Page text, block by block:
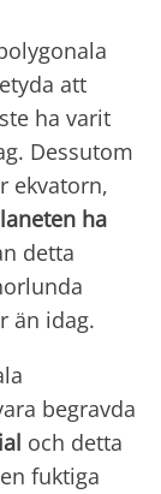
att
ha varit
Dessutom
ekvatorn,
ha
detta
än idag.
begravda
och detta
fuktiga